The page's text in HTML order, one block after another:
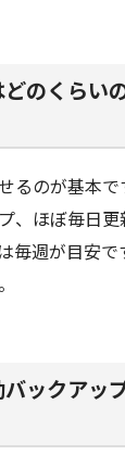
のくらい
るのが基本
、ほぼ毎日
毎週が目安で
ックアッ